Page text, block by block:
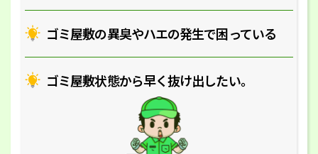
ゴミ屋敷の異臭やハエの発生で困っている
ゴミ屋敷状態から早く抜け出したい｡